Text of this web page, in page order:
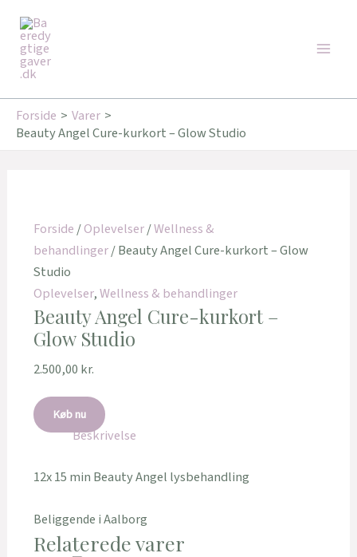
indholdet
Forside
Varer
Beauty Angel Cure-kurkort – Glow Studio
Forside/Oplevelser/Wellness &
behandlinger/ Beauty Angel Cure-kurkort – Glow
Studio
Oplevelser,Wellness & behandlinger
Beauty Angel Cure-kurkort –
Glow Studio
2.500,00 kr.
Køb nu
Beskrivelse
12x 15 min Beauty Angel lysbehandling
Beliggende i Aalborg
Relaterede varer